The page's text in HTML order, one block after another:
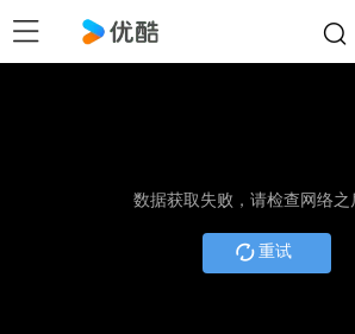
数据获取失败，请检查网络之
重试